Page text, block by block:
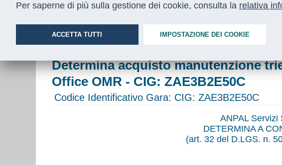
Home / Bandi / Archivio / Determina acquisto manutenzione triennale licenza
Determina acquisto manutenzione
Office OMR - CIG: ZAE3B2E50C
Codice Identificativo Gara: CIG: ZAE3B2E50C
ANPAL Servizi
DETERMINA A
(art. 32 del D.LGS. n.
Per saperne di più sulla gestione dei cookie, consulta la relativa
ACCETTA TUTTI IMPOSTAZIONE DEI COOKIE